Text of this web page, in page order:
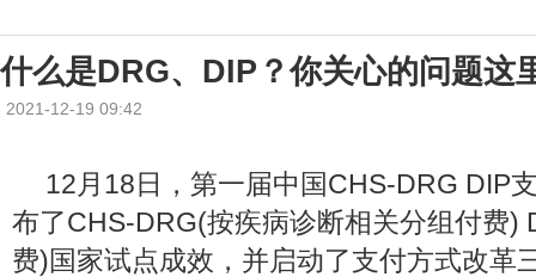
什么是DRG、DIP？你关心的问题这
2021-12-19 09:42
12月18日，第一届中国CHS-DRG DIP
布了CHS-DRG(按疾病诊断相关分组付费)
费)国家试点成效，并启动了支付方式改革